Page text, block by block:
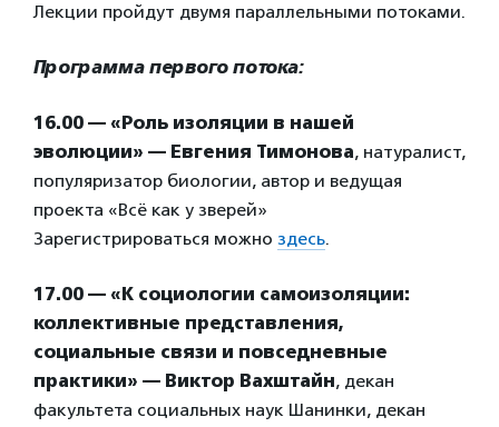
Лекции пройдут двумя параллельными потоками.
Программа первого потока:
16.00 — «Роль изоляции в нашей
эволюции» — Евгения Тимонова, натуралист,
популяризатор биологии, автор и ведущая
проекта «Всё как у зверей»
Зарегистрироваться можно здесь.
17.00 — «К социологии самоизоляции:
коллективные представления,
социальные связи и повседневные
практики» — Виктор Вахштайн, декан
факультета социальных наук Шанинки, декан